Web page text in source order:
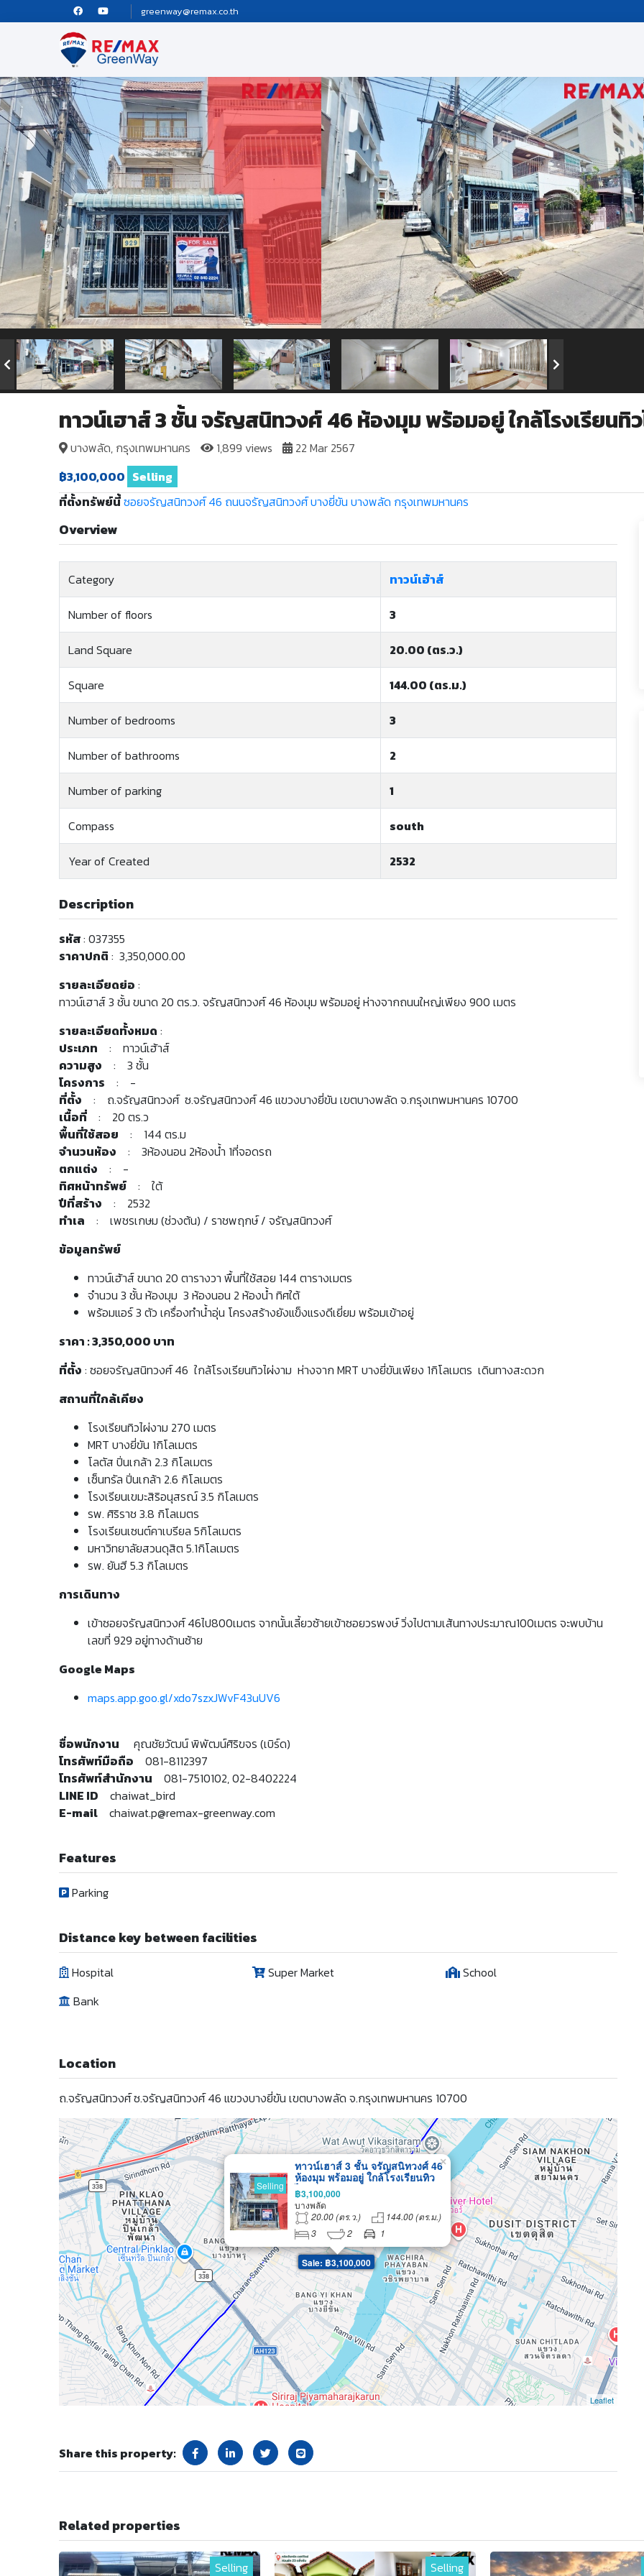
greenway@remax.co.th
ทาวน์เฮาส์ 3 ชั้น จรัญสนิทวงศ์ 46 ห้องมุม พร้อมอยู่ ใกล้โรงเรียนทิ
บางพลัด, กรุงเทพมหานคร 1,899 views
22 Mar 2567
฿3,100,000 Selling
ที่ตั้งทรัพย์นี้ซอยจรัญสนิทวงศ์ 46 ถนนจรัญสนิทวงศ์บางยี่ขัน บางพลัด กรุงเทพมหานคร
Overview
Category ทาวน์เฮ้าส์
Number of floors 3
Land Square 20.00 (ตร.ว.)
Square 144.00 (ตร.ม.)
Number of bedrooms 3
Number of bathrooms 2
Number of parking 1
Compass south
Year of Created 2532
Description
รหัส: 037355
ราคาปกติ : 3,350,000.00
รายละเอียดย่อ :
ทาวน์เฮาส์ 3 ชั้น ขนาด 20 ตร.ว. จรัญสนิทวงศ์ 46 ห้องมุม พร้อมอยู่ ห่างจากถนนใหญ่เพียง 900 เมตร
รายละเอียดทั้งหมด :
ประเภท : ทาวน์เฮ้าส์
ความสูง : 3 ชั้น
โครงการ : -
ที่ตั้ง : ถ.จรัญสนิทวงศ์ ซ.จรัญสนิทวงศ์ 46 แขวงบางยี่ขัน เขตบางพลัด จ.กรุงเทพมหานคร 10700
เนื้อที่ : 20 ตร.ว
พื้นที่ใช้สอย : 144 ตร.ม
จำนวนห้อง : 3ห้องนอน 2ห้องน้ำ 1ที่จอดรถ
ตกแต่ง : -
ทิศหน้าทรัพย์ : ใต้
ปีที่สร้าง : 2532
ทำเล : เพชรเกษม (ช่วงต้น) / ราชพฤกษ์ / จรัญสนิทวงศ์
ข้อมูลทรัพย์
ทาวน์เฮ้าส์ ขนาด 20 ตารางวา พื้นที่ใช้สอย 144 ตารางเมตร
จำนวน 3 ชั้น ห้องมุม 3 ห้องนอน 2 ห้องน้ำ ทิศใต้
พร้อมแอร์ 3 ตัว เครื่องทำน้ำอุ่น โครงสร้างยังแข็งแรงดีเยี่ยม พร้อมเข้าอยู่
ราคา : 3,350,000 บาท
ที่ตั้ง : ซอยจรัญสนิทวงศ์ 46 ใกล้โรงเรียนทิวไผ่งาม ห่างจาก MRT บางยี่ขันเพียง 1กิโลเมตร เดินทางสะดวก
สถานที่ใกล้เคียง
โรงเรียนทิวไผ่งาม 270 เมตร
MRT บางยี่ขัน 1กิโลเมตร
โลตัส ปิ่นเกล้า 2.3 กิโลเมตร
เซ็นทรัล ปิ่นเกล้า 2.6 กิโลเมตร
โรงเรียนเขมะสิริอนุสรณ์ 3.5 กิโลเมตร
รพ. ศิริราช 3.8 กิโลเมตร
โรงเรียนเซนต์คาเบรียล 5กิโลเมตร
มหาวิทยาลัยสวนดุสิต 5.1กิโลเมตร
รพ. ยันฮี 5.3 กิโลเมตร
การเดินทาง
เข้าซอยจรัญสนิทวงศ์ 46ไป800เมตร จากนั้นเลี้ยวซ้ายเข้าซอยวรพงษ์ วิ่งไปตามเส้นทางประมาณ100เมตร จะพบบ้าน
เลขที่ 929 อยู่ทางด้านซ้าย
Google Maps
maps.app.goo.gl/xdo7szxJWvF43uUV6
ชื่อพนักงาน คุณชัยวัฒน์ พิพัฒน์ศิริขจร (เบิร์ด)
โทรศัพท์มือถือ 081-8112397
โทรศัพท์สำนักงาน 081-7510102, 02-8402224
LINE ID chaiwat_bird
E-mail chaiwat.p@remax-greenway.com
Features
Parking
Distance key between facilities
Hospital Super Market
School
Bank
Location
ถ.จรัญสนิทวงศ์ ซ.จรัญสนิทวงศ์ 46 แขวงบางยี่ขัน เขตบางพลัด จ.กรุงเทพมหานคร 10700
Sale: ฿3,100,000
Selling
ทาวน์เฮาส์ 3 ชั้น จรัญสนิทวงศ์ 46
ห้องมุม พร้อมอยู่ ใกล้โรงเรียนทิว
ไผ่งาม
฿3,100,000
บางพลัด
20.00 (ตร.ว.)
144.00 (ตร.ม.)
3
2 1
×
Leaflet
Share this property:
Related properties
Selling Selling